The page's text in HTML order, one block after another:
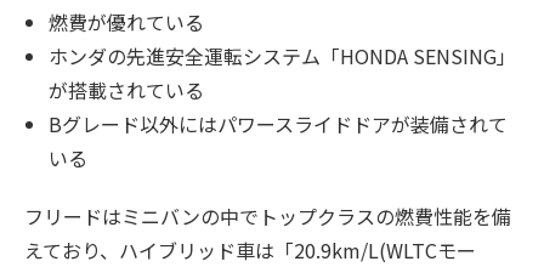
燃費が優れている
ホンダの先進安全運転システム「HONDA SENSING」
が搭載されている
Bグレード以外にはパワースライドドアが装備されて
いる
フリードはミニバンの中でトップクラスの燃費性能を備
えており、ハイブリッド車は「20.9km/L(WLTCモー